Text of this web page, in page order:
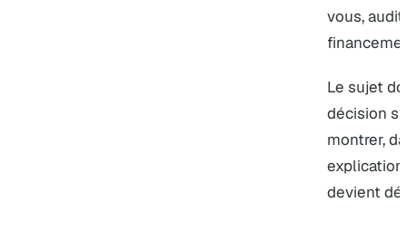
vous,
Le sujet
décision
montrer,
devient